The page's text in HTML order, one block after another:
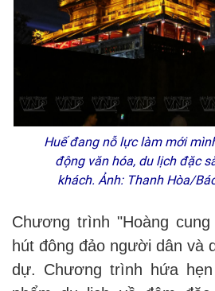
Huế đang nỗ lực làm mới
động văn hóa, du lịch đặc
khách. Ảnh: Thanh Hòa/
Chương trình "Hoàng
hút đông đảo người dân và
dự. Chương trình hứa